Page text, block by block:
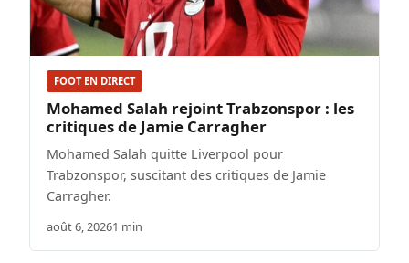
FOOT EN DIRECT
Mohamed Salah rejoint Trabzonspor : les
critiques de Jamie Carragher
Mohamed Salah quitte Liverpool pour
Trabzonspor, suscitant des critiques de Jamie
Carragher.
août 6, 20261 min